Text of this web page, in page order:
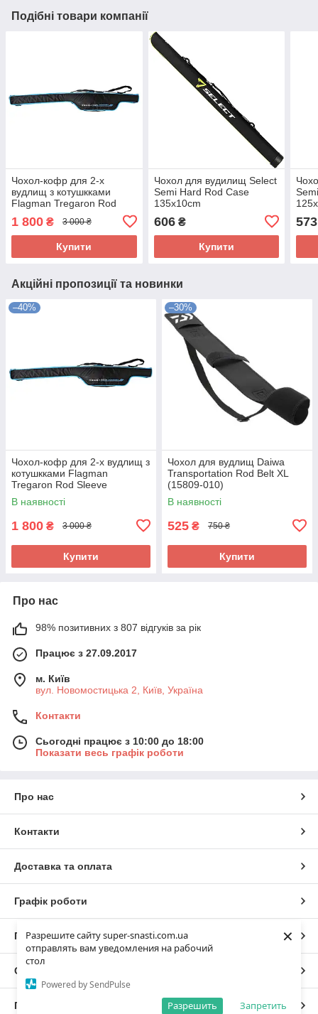
Разрешите сайту super-snasti.com.ua
отправлять вам уведомления на рабочий
стол
Powered by SendPulse
Запретить
Разрешить
×
Подібні товари компанії
Чохол-кофр для 2-х
вудлищ з котушкками
Flagman Tregaron Rod
1 800 ₴ 3 000 ₴
Купити
Чохол для вудилищ Select
Semi Hard Rod Case
135x10cm
606₴
Купити
573
Акційні пропозиції та новинки
–40%
Чохол-кофр для 2-х вудлищ з
котушкками Flagman
Tregaron Rod Sleeve
175x25см
В наявності
1 800 ₴ 3 000 ₴
Купити
–30%
Чохол для вудлищ Daiwa
Transportation Rod Belt XL
(15809-010)
В наявності
525 ₴ 750 ₴
Купити
Про нас
98% позитивних з 807 відгуків за рік
Працює з 27.09.2017
м. Київ
вул. Новомостицька 2, Київ, Україна
Контакти
Сьогодні працює з 10:00 до 18:00
Показати весь графік роботи
Про нас
Контакти
Доставка та оплата
Графік роботи
Повна версія сайту
Сайт створено на маркетплейсі
Політика конфіденційності